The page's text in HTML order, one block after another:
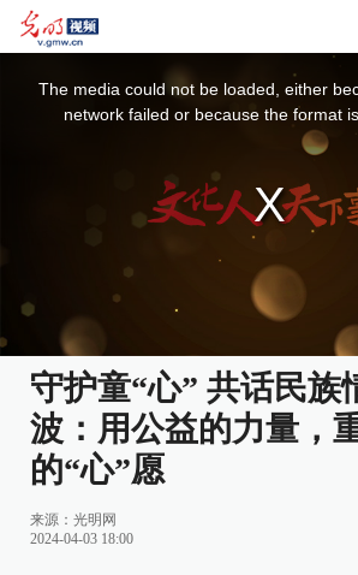
The media could not be loaded, either
network failed or because the format
守护童“心” 共话民族
波：用公益的力量，
的“心”愿
来源： 光明网
2024-04-03 18:00